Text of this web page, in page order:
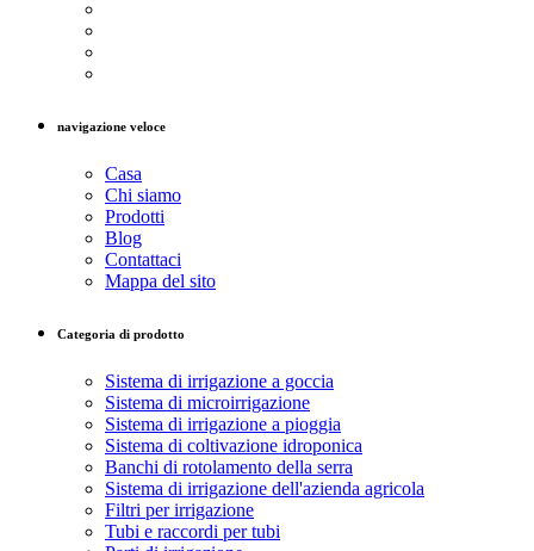
navigazione veloce
Casa
Chi siamo
Prodotti
Blog
Contattaci
Mappa del sito
Categoria di prodotto
Sistema di irrigazione a goccia
Sistema di microirrigazione
Sistema di irrigazione a pioggia
Sistema di coltivazione idroponica
Banchi di rotolamento della serra
Sistema di irrigazione dell'azienda agricola
Filtri per irrigazione
Tubi e raccordi per tubi